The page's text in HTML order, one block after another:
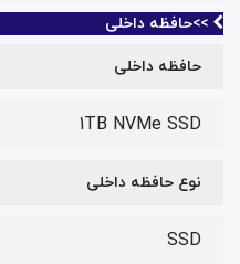
>>حافظه داخلی
حافظه داخلی
1TB NVMe SSD
نوع حافظه داخلی
SSD